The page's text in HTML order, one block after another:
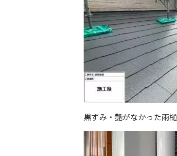
黒ずみ・艶がなかった雨樋